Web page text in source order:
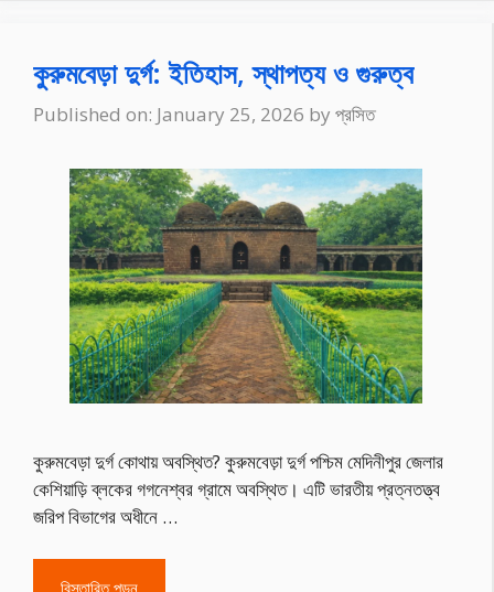
কুরুমবেড়া দুর্গ: ইতিহাস, স্থাপত্য ও গুরুত্ব
Published on: January 25, 2026 by প্রসিত
কুরুমবেড়া দুর্গ কোথায় অবস্থিত? কুরুমবেড়া দুর্গ পশ্চিম মেদিনীপুর জেলার
কেশিয়াড়ি ব্লকের গগনেশ্বর গ্রামে অবস্থিত। এটি ভারতীয় প্রত্নতত্ত্ব
জরিপ বিভাগের অধীনে …
বিস্তারিত পড়ুন